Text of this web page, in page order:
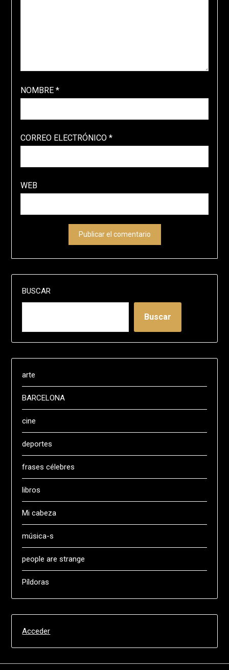
NOMBRE *
CORREO ELECTRÓNICO *
WEB
BUSCAR
Buscar
arte
BARCELONA
cine
deportes
frases célebres
libros
Mi cabeza
música-s
people are strange
Píldoras
Acceder